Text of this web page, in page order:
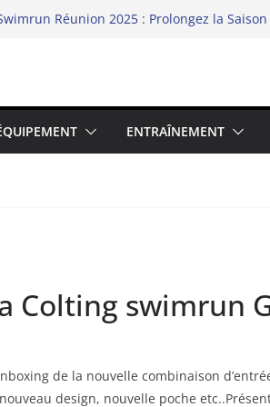
Réunion 2025 : Prolongez la
lac de Vaivre
2025 de l’infidélité chez les binômes –
ENTRAÎNEMENT
Colting swimrun
de la nouvelle combinaison
design, nouvelle poche